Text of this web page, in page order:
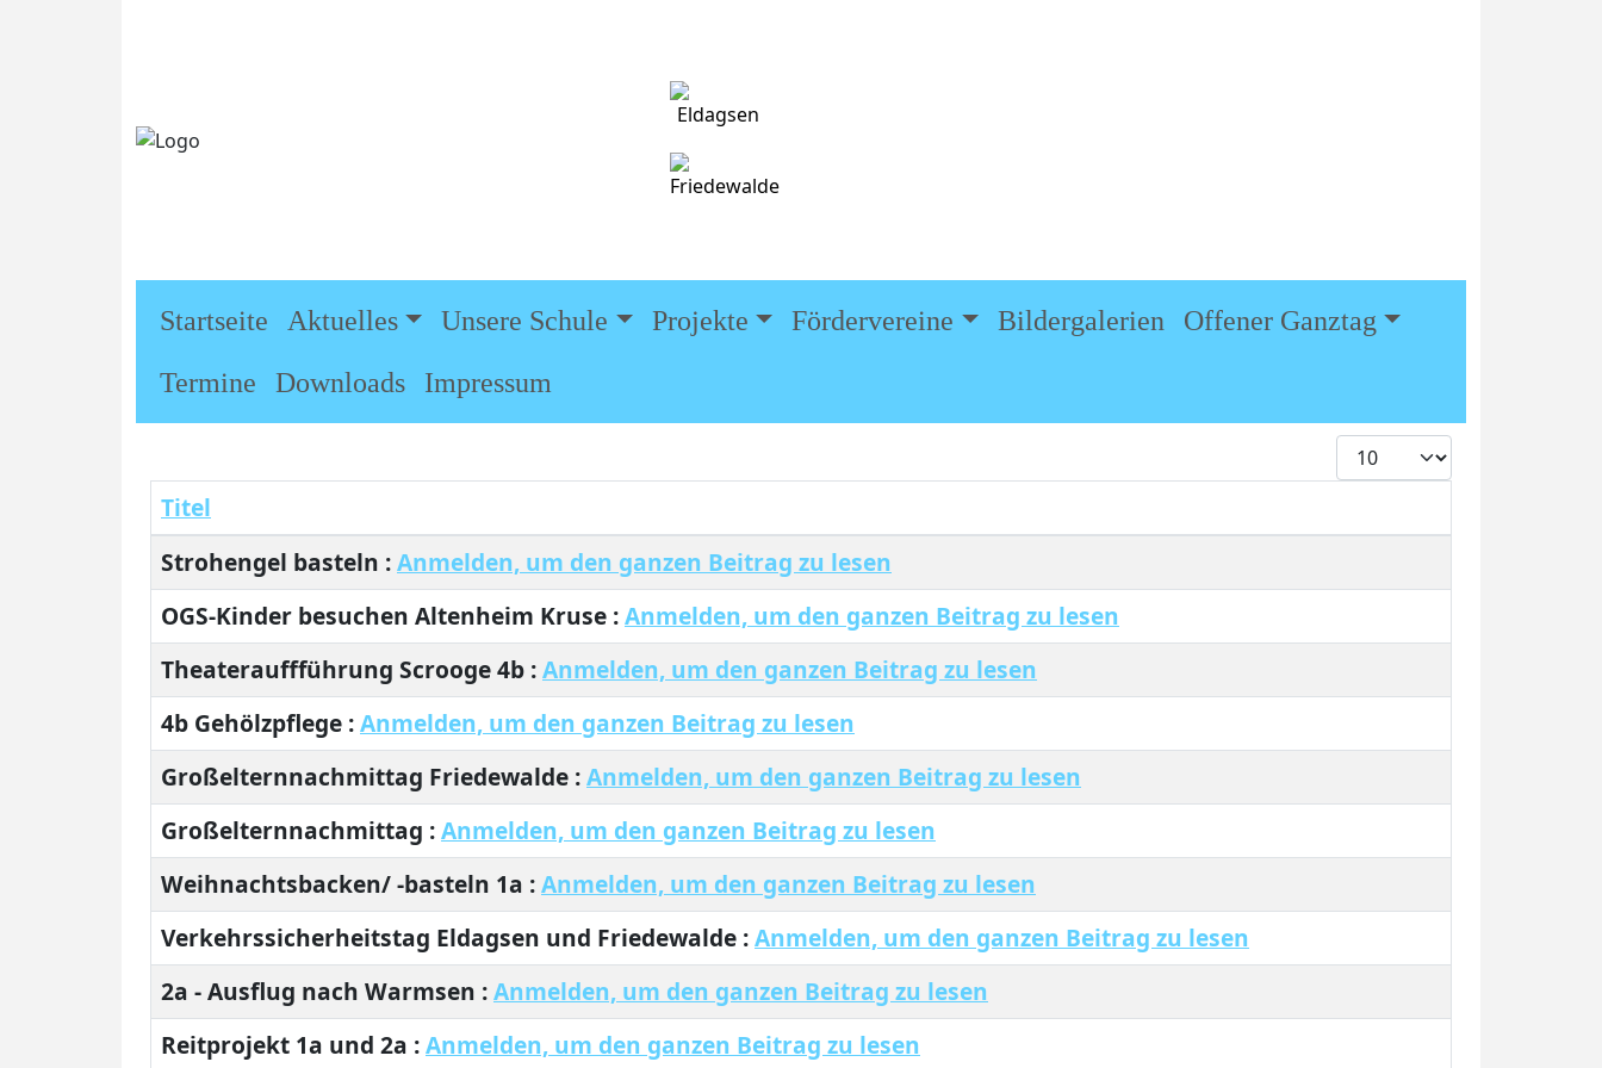
Startseite Aktuelles Unsere Schule Projekte Fördervereine Bildergalerien
Offener Ganztag
Termine
Downloads Impressum
Anzeige #
Beiträge
Titel
Strohengel basteln :Anmelden, um den ganzen Beitrag zu lesen
OGS-Kinder besuchen Altenheim Kruse :Anmelden, um den ganzen Beitrag zu lesen
Theaterauffführung Scrooge 4b :Anmelden, um den ganzen Beitrag zu lesen
4b Gehölzpflege :Anmelden, um den ganzen Beitrag zu lesen
Großelternnachmittag Friedewalde :Anmelden, um den ganzen Beitrag zu lesen
Großelternnachmittag :Anmelden, um den ganzen Beitrag zu lesen
Weihnachtsbacken/ -basteln 1a :Anmelden, um den ganzen Beitrag zu lesen
Verkehrssicherheitstag Eldagsen und Friedewalde :Anmelden, um den ganzen Beitrag zu lesen
2a - Ausflug nach Warmsen :Anmelden, um den ganzen Beitrag zu lesen
Reitprojekt 1a und 2a :Anmelden, um den ganzen Beitrag zu lesen